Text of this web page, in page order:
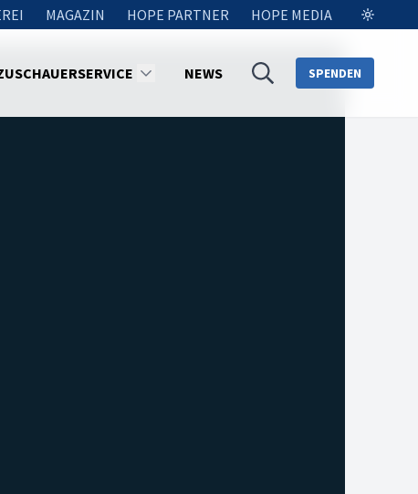
MAGAZIN HOPE PARTNER HOPE MEDIA
NEWS SPENDEN